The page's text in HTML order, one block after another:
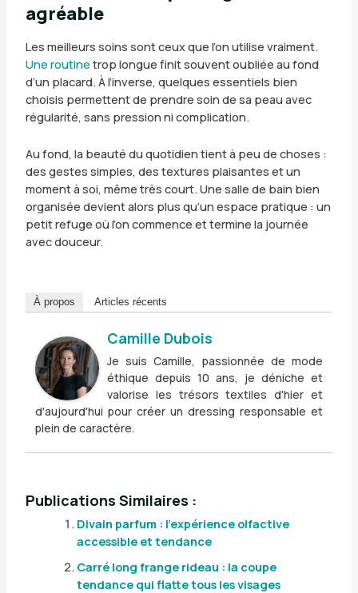
agréable
Les meilleurs soins sont ceux que l’on utilise vraiment.
Une routine trop longue finit souvent oubliée au fond
d’un placard. À l’inverse, quelques essentiels bien
choisis permettent de prendre soin de sa peau avec
régularité, sans pression ni complication.
Au fond, la beauté du quotidien tient à peu de choses :
des gestes simples, des textures plaisantes et un
moment à soi, même très court. Une salle de bain bien
organisée devient alors plus qu’un espace pratique : un
petit refuge où l’on commence et termine la journée
avec douceur.
À propos Articles récents
Camille Dubois
Je suis Camille, passionnée de mode
éthique depuis 10 ans, je déniche et
valorise les trésors textiles d'hier et
d'aujourd'hui pour créer un dressing responsable et
plein de caractère.
Publications Similaires :
Divain parfum : l’expérience olfactive
accessible et tendance
Carré long frange rideau : la coupe
tendance qui flatte tous les visages